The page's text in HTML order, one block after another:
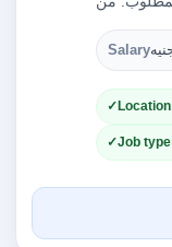
Salary
Location
Job type